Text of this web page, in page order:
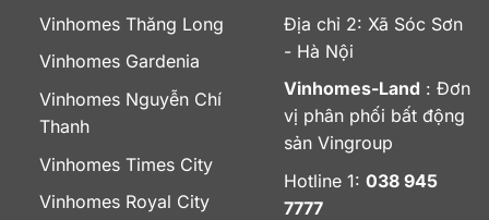
Vinhomes Thăng Long
Vinhomes Gardenia
Vinhomes Nguyễn Chí
Thanh
Vinhomes Times City
Vinhomes Royal City
Địa chỉ 2: Xã Sóc Sơn
- Hà Nội
Vinhomes-Land : Đơn
vị phân phối bất động
sản Vingroup
Hotline 1: 038 945
7777